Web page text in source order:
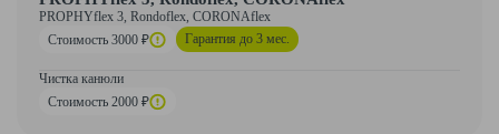
PROPHYflex 3, Rondoflex, CORONAflex
Стоимость 3000 ₽
Гарантия до 3 мес.
Чистка канюли
Стоимость 2000 ₽